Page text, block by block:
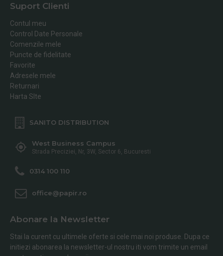
Suport Clienti
Contul meu
Control Date Personale
Comenzile mele
Puncte de fidelitate
Favorite
Adresele mele
Returnari
Harta SIte
SANITO DISTRIBUTION
West Business Campus
Strada Preciziei, Nr, 3W, Sector 6, Bucuresti
0314 100 110
office@papir.ro
Abonare la Newsletter
Stai la curent cu ultimele oferte si cele mai noi produse. Dupa ce
initiezi abonarea la newsletter-ul nostru iti vom trimite un email